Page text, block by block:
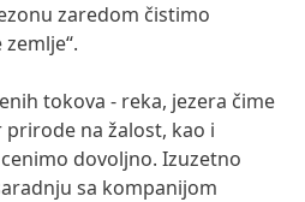
zaredom čistimo
tokova - reka, jezera čime
na žalost, kao i
dovoljno. Izuzetno
sa kompanijom